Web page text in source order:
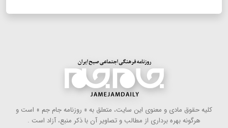
كلیه حقوق مادی و معنوی این سایت، متعلق به « روزنامه جام جم » است و
هرگونه بهره ‌برداری از مطالب و تصاویر آن با ذكر منبع، آزاد است .